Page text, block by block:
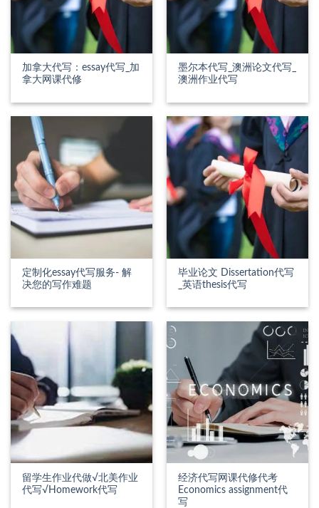
加拿大代写：essay代写_加
拿大网课代修
墨尔本代写_澳洲论文代写_
澳洲作业代写
定制化essay代写服务- 解
决您的写作难题
毕业论文 Dissertation代写
_英语thesis代写
留学生作业代做√北美作业
代写√Homework代写
经济代写网课代修代考
Economics assignment代
写